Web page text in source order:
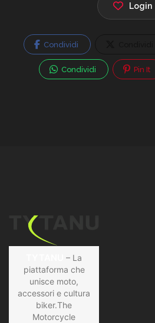
Login
Condividi
Condividi Pin It
– La
piattaforma che
unisce moto,
accessori e cultura
biker.The
Motorcycle